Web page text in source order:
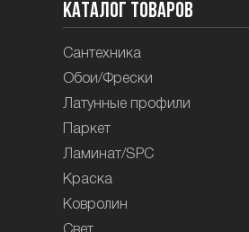
Каталог товаров
Сантехника
Обои/Фрески
Латунные профили
Паркет
Ламинат/SPC
Краска
Ковролин